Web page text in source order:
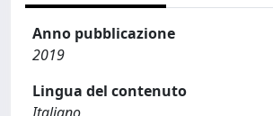
Anno pubblicazione
2019
Lingua del contenuto